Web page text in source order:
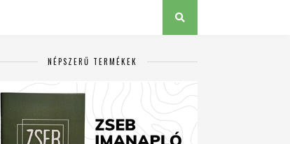
NÉPSZERŰ TERMÉKEK